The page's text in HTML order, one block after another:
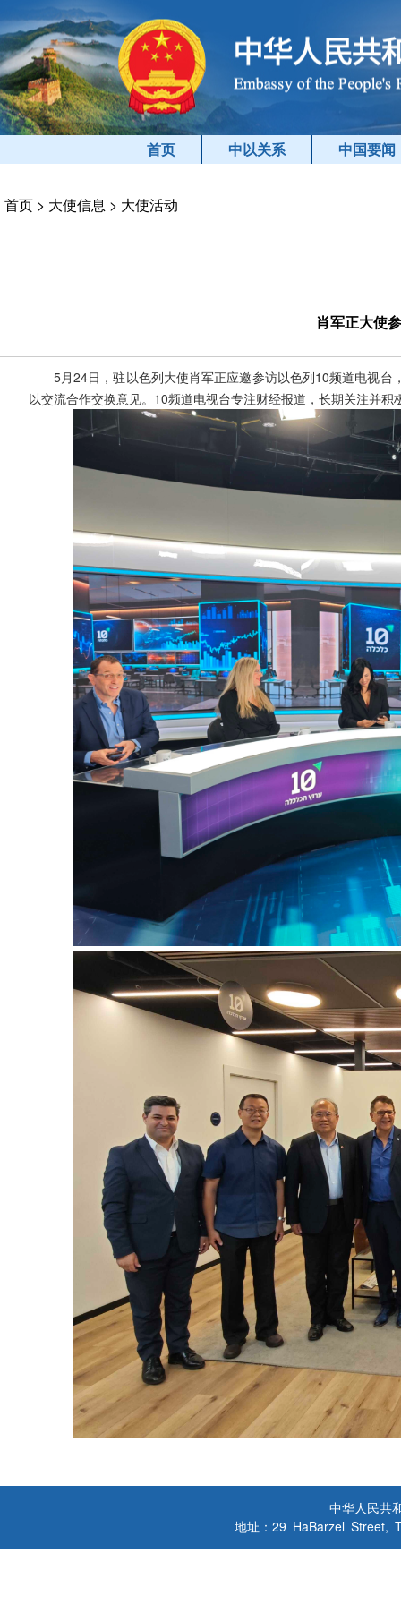
首页 中以关系 中国要闻
首页 > 大使信息 > 大使活动
肖军正大使
5月24日，驻以色列大使肖军正应邀参访以色列10频道电视
以交流合作交换意见。10频道电视台专注财经报道，长期关注并
中华人民共
地址：29 HaBarzel Street,